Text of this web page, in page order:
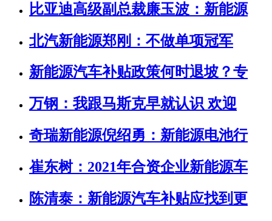
比亚迪高级副总裁廉玉波：新能源
北汽新能源郑刚：不做单项冠军
新能源汽车补贴政策何时退坡？专
万钢：我跟马斯克早就认识 欢迎
奇瑞新能源倪绍勇：新能源电池行
崔东树：2021年合资企业新能源车
陈清泰：新能源汽车补贴应找到更